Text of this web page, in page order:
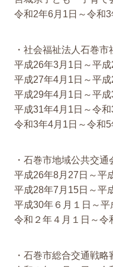
令和2年6月1日～令和3
・社会福祉法人石巻
平成26年3月1日～平成
平成27年4月1日～平成
平成29年4月1日～平成
平成31年4月1日～令和
令和3年4月1日～令和
・石巻市地域公共交通
平成26年8月27日～平
平成28年7月15日～平
平成30年６月１日～平
令和２年４月１日～令
・石巻市総合交通戦略